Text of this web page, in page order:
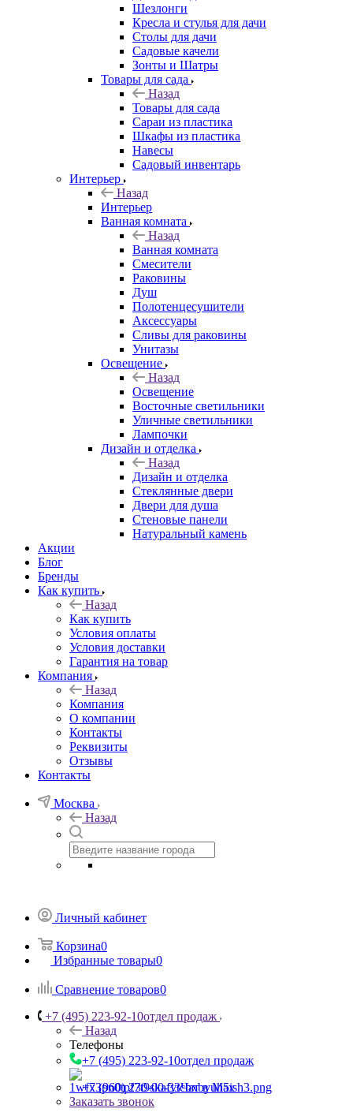
Шезлонги
Кресла и стулья для дачи
Столы для дачи
Садовые качели
Зонты и Шатры
Товары для сада
Назад
Товары для сада
Сараи из пластика
Шкафы из пластика
Навесы
Садовый инвентарь
Интерьер
Назад
Интерьер
Ванная комната
Назад
Ванная комната
Смесители
Раковины
Душ
Полотенцесушители
Аксессуары
Сливы для раковины
Унитазы
Освещение
Назад
Освещение
Восточные светильники
Уличные светильники
Лампочки
Дизайн и отделка
Назад
Дизайн и отделка
Стеклянные двери
Двери для душа
Стеновые панели
Натуральный камень
Акции
Блог
Бренды
Как купить
Назад
Как купить
Условия оплаты
Условия доставки
Гарантия на товар
Компания
Назад
Компания
О компании
Контакты
Реквизиты
Отзывы
Контакты
Москва
Назад
Личный кабинет
Корзина0
Избранные товары0
Сравнение товаров0
+7 (495) 223-92-10отдел продаж
Назад
Телефоны
+7 (495) 223-92-10отдел продаж
+7 (960) 230-00-33Чат в Max
Заказать звонок